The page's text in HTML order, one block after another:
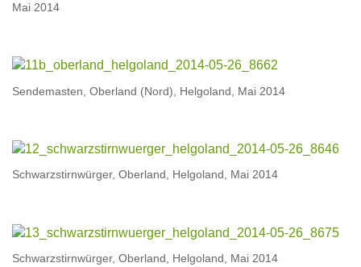
Mai 2014
Sendemasten, Oberland (Nord), Helgoland, Mai 2014
Schwarzstirnwürger, Oberland, Helgoland, Mai 2014
Schwarzstirnwürger, Oberland, Helgoland, Mai 2014